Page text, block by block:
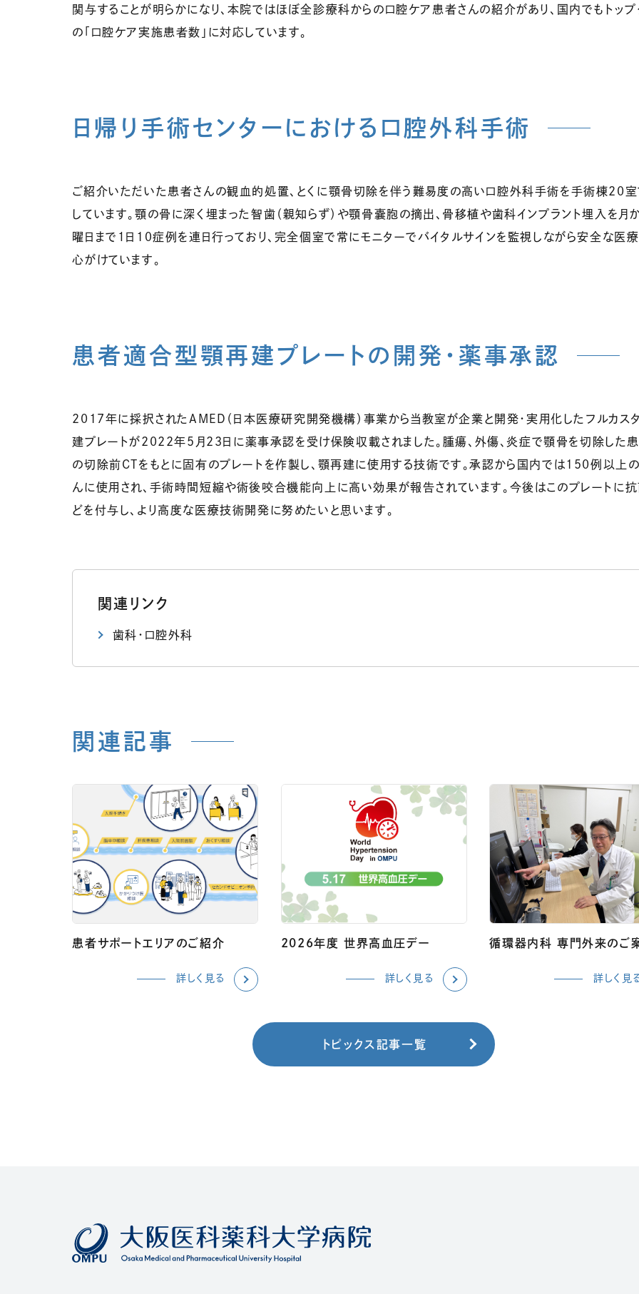
関与することが明らかになり、本院ではほぼ全診療科からの口腔ケア患者さんの紹介があり、国内でもトップ
の「口腔ケア実施患者数」に対応しています。
日帰り手術センターにおける口腔外科手術
ご紹介いただいた患者さんの観血的処置、とくに顎骨切除を伴う難易度の高い口腔外科手術を手術棟20
しています。顎の骨に深く埋まった智歯（親知らず）や顎骨嚢胞の摘出、骨移植や歯科インプラント埋入を月
曜日まで１日1０症例を連日行っており、完全個室で常にモニターでバイタルサインを監視しながら安全な医
心がけています。
患者適合型顎再建プレートの開発・薬事承認
2017年に採択されたAMED（日本医療研究開発機構）事業から当教室が企業と開発・実用化したフルカス
建プレートが2022年5月23日に薬事承認を受け保険収載されました。腫瘍、外傷、炎症で顎骨を切除した
の切除前CTをもとに固有のプレートを作製し、顎再建に使用する技術です。承認から国内では150例以上
んに使用され、手術時間短縮や術後咬合機能向上に高い効果が報告されています。今後はこのプレートに
どを付与し、より高度な医療技術開発に努めたいと思います。
関連リンク
歯科・口腔外科
関連記事
患者サポートエリアのご紹介
詳しく見る
2026年度 世界高血圧デー
詳しく見る
循環器内科 専門外来のご
詳しく見
トピックス記事一覧